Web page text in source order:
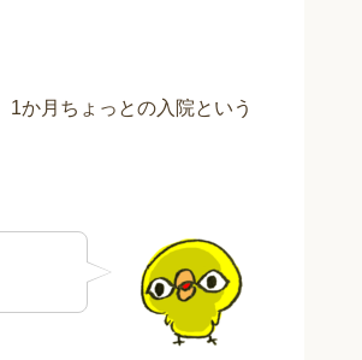
か月ちょっとの入院という